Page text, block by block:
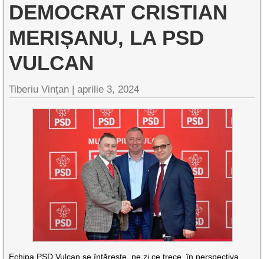
DEMOCRAT CRISTIAN
MERIȘANU, LA PSD
VULCAN
Tiberiu Vințan |aprilie 3, 2024
Echipa PSD Vulcan se întărește, pe zi ce trece, în perspectiva